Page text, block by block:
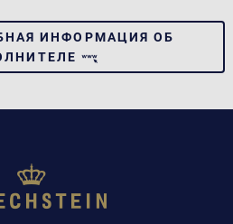
ИНФОРМАЦИЯ ОБ